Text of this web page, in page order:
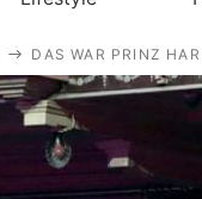
Royals
Stars
& Serien
DAS WAR PRINZ